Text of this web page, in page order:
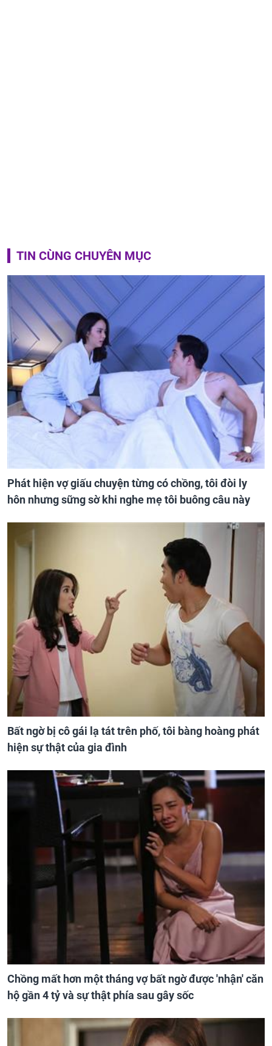
TIN CÙNG CHUYÊN MỤC
Phát hiện vợ giấu chuyện từng có chồng, tôi đòi ly
hôn nhưng sững sờ khi nghe mẹ tôi buông câu này
Bất ngờ bị cô gái lạ tát trên phố, tôi bàng hoàng phát
hiện sự thật của gia đình
Chồng mất hơn một tháng vợ bất ngờ được 'nhận' căn
hộ gần 4 tỷ và sự thật phía sau gây sốc